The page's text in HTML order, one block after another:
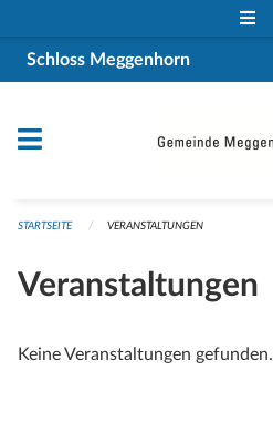
Schloss Meggenhorn
STARTSEITE VERANSTALTUNGEN
Veranstaltungen
Keine Veranstaltungen gefunden.